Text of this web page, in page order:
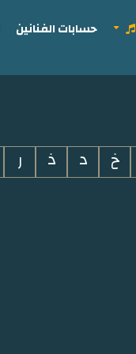
حسابات الفنانين
خ د ذ ر